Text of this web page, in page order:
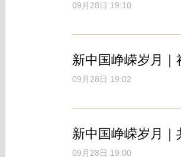
09月28日 19:10
新中国峥嵘岁月
09月28日 19:02
新中国峥嵘岁月
09月28日 19:00